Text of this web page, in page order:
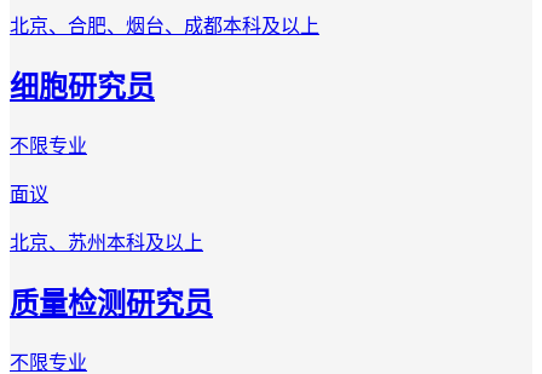
北京、合肥、烟台、成都本科及以上
细胞研究员
不限专业
面议
北京、苏州本科及以上
质量检测研究员
不限专业